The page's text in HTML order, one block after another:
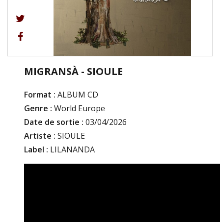
MIGRANSÀ - SIOULE
Format : ALBUM CD
Genre : World Europe
Date de sortie : 03/04/2026
Artiste : SIOULE
Label : LILANANDA